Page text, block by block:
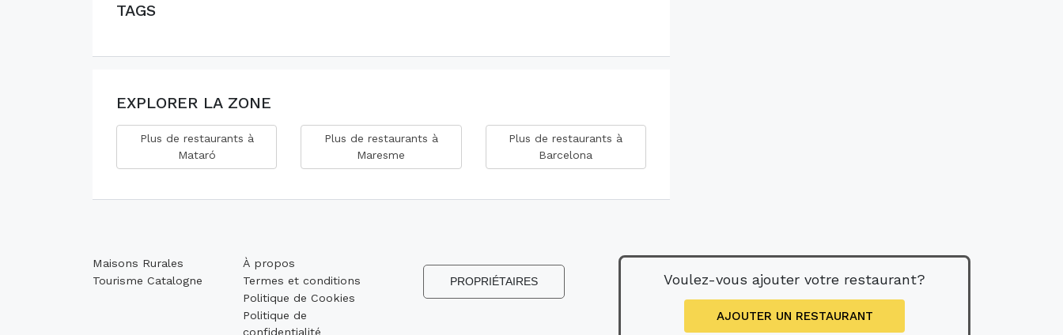
TAGS
EXPLORER LA ZONE
Plus de restaurants à
Mataró
Plus de restaurants à
Maresme
Plus de restaurants à
Barcelona
Maisons Rurales
Tourisme Catalogne
À propos
Termes et conditions
Politique de Cookies
Politique de
confidentialité
PROPRIÉTAIRES Voulez-vous ajouter votre restaurant?
AJOUTER UN RESTAURANT